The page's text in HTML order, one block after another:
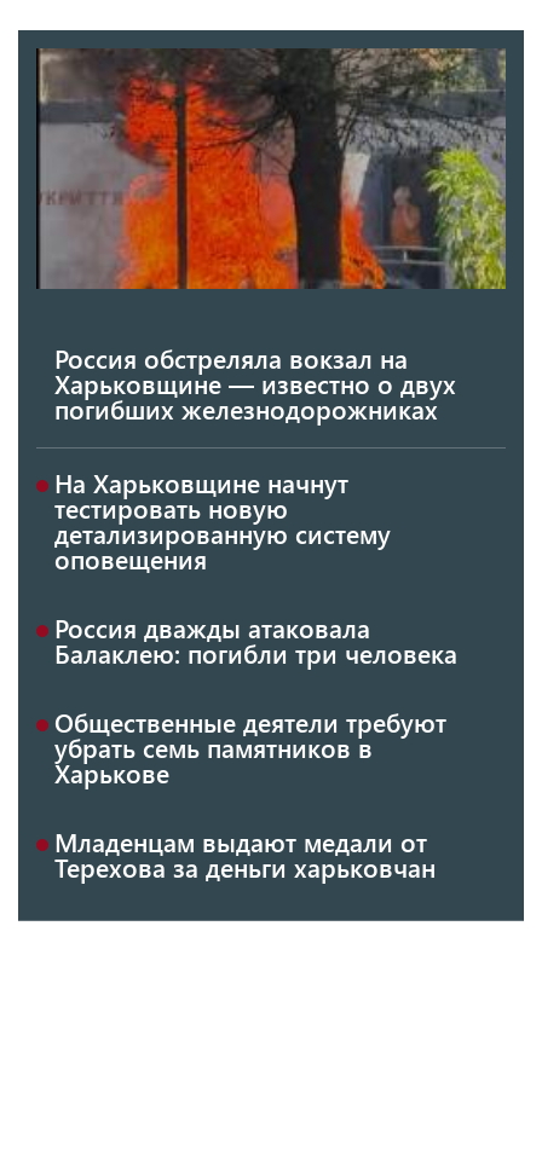
Россия обстреляла вокзал на
Харьковщине — известно о двух
погибших железнодорожниках
На Харьковщине начнут
тестировать новую
детализированную систему
оповещения
Россия дважды атаковала
Балаклею: погибли три человека
Общественные деятели требуют
убрать семь памятников в
Харькове
Младенцам выдают медали от
Терехова за деньги харьковчан